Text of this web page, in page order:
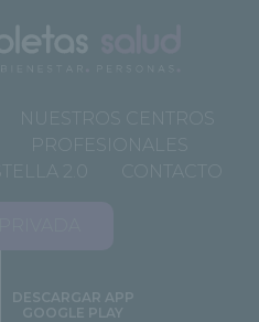
NUESTROS CENTROS
PROFESIONALES
STELLA 2.0 CONTACTO
DESCARGAR APP
GOOGLE PLAY